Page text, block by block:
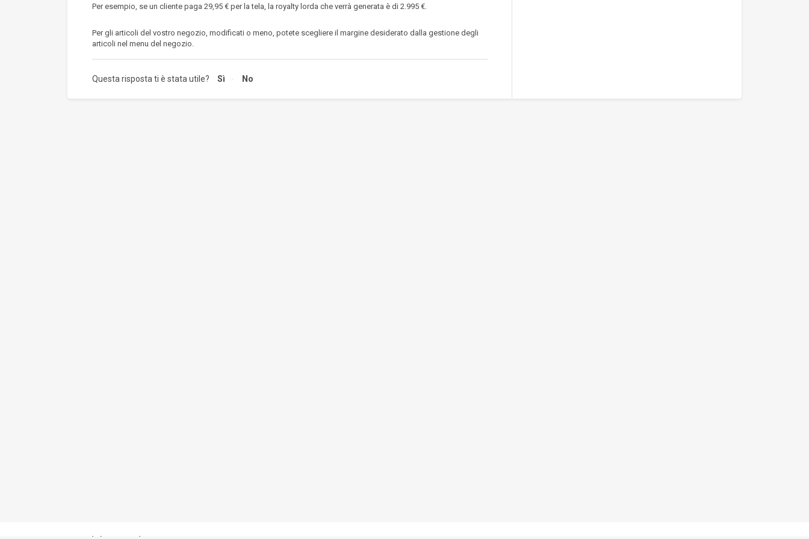
Per esempio, se un cliente paga 29,95 € per la tela, la royalty lorda che verrà generata è di 2.995 €.
Per gli articoli del vostro negozio, modificati o meno, potete scegliere il margine desiderato dalla gestione degli
articoli nel menu del negozio.
Questa risposta ti è stata utile? Sì No